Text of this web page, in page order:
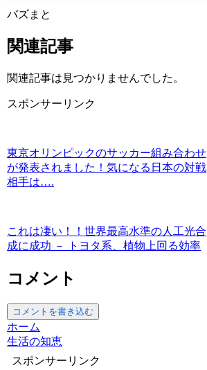
バズまと
関連記事
関連記事は見つかりませんでした。
スポンサーリンク
東京オリンピックのサッカー組み合わせ
が発表されました！気になる日本の対戦
相手は….
これは凄い！！世界最高水準の人工光合
成に成功 － トヨタ系、植物上回る効率
コメント
コメントを書き込む
ホーム
生活の知恵
スポンサーリンク